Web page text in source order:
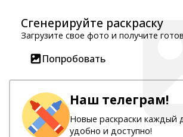
Сгенерируйте раскраску
Загрузите свое фото и получите
Попробовать
Наш телеграм!
Новые раскраски каждый
удобно и доступно!